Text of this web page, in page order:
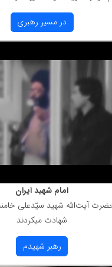
در مسیر رهبری
امام شهید ایران
آیت‌الله شهید سیّدعلی
شهادت میكردند
رهبر شهیدم